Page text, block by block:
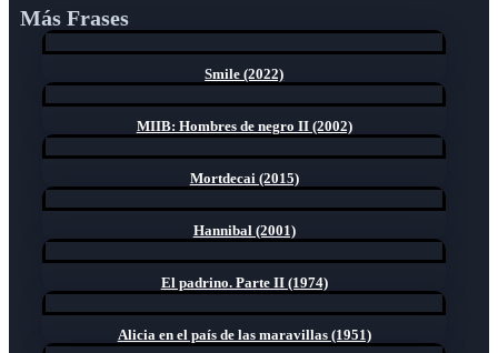
Más Frases
Smile (2022)
MIIB: Hombres de negro II (2002)
Mortdecai (2015)
Hannibal (2001)
El padrino. Parte II (1974)
Alicia en el país de las maravillas (1951)